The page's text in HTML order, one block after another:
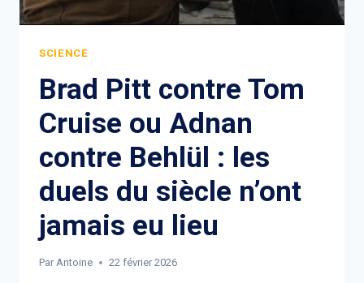
SCIENCE
Brad Pitt contre Tom
Cruise ou Adnan
contre Behlül : les
duels du siècle n’ont
jamais eu lieu
Par Antoine 22 février 2026